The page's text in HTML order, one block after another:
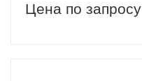
Цена по запросу